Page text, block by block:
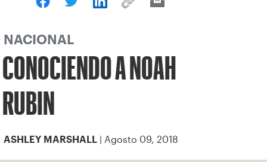
NACIONAL
CONOCIENDO A NOAH
RUBIN
ASHLEY MARSHALL | Agosto 09, 2018